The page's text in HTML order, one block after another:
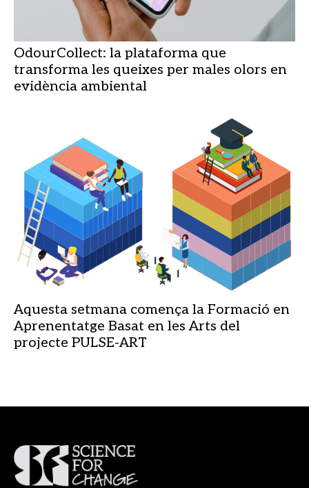
OdourCollect: la plataforma que
transforma les queixes per males olors en
evidència ambiental
Aquesta setmana comença la Formació en
Aprenentatge Basat en les Arts del
projecte PULSE-ART